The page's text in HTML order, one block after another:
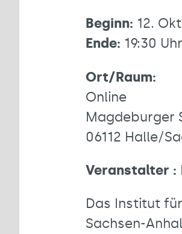
Beginn: 12.
Ende: 19:30 Uhr
Ort/Raum:
Online
Magdeburger
06112 Halle/
Veranstalter :
Das Institut
Sachsen-